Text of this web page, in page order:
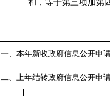
和，等于第三项加第
一、本年新收政府信息公开申
二、上年结转政府信息公开申